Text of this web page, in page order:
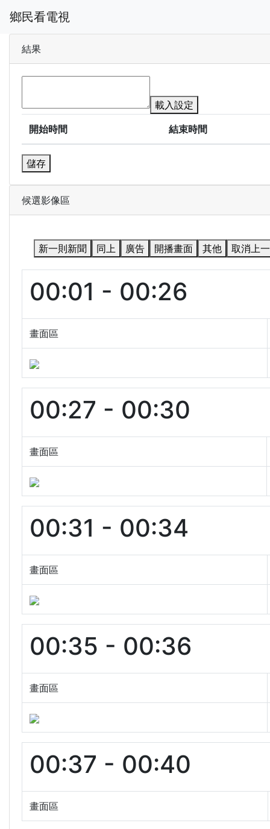
鄉民看電視
結果
載入設定
開始時間
結束時間
儲存
候選影像區
新一則新聞 同上 廣告 開播畫面 其他 取消上
00:01 - 00:26
畫面區
00:27 - 00:30
畫面區
00:31 - 00:34
畫面區
00:35 - 00:36
畫面區
00:37 - 00:40
畫面區